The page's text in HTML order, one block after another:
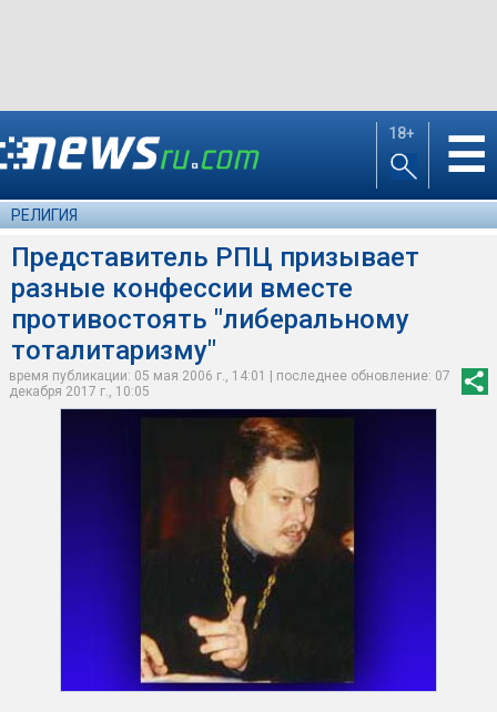
18+ ☰
РЕЛИГИЯ
Представитель РПЦ призывает
разные конфессии вместе
противостоять "либеральному
тоталитаризму"
время публикации: 05 мая 2006 г., 14:01 | последнее обновление: 07
декабря 2017 г., 10:05